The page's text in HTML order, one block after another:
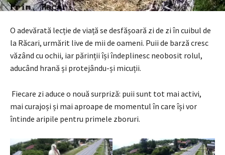
O adevărată lecție de viață se desfășoară zi de zi în cuibul de
la Răcari, urmărit live de mii de oameni. Puii de barză cresc
văzând cu ochii, iar părinții își îndeplinesc neobosit rolul,
aducând hrană și protejându-și micuții.
Fiecare zi aduce o nouă surpriză: puii sunt tot mai activi,
mai curajoși și mai aproape de momentul în care își vor
întinde aripile pentru primele zboruri.